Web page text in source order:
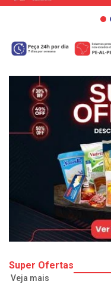
Super Ofertas
Veja mais